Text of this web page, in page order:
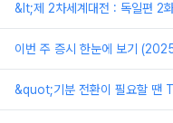
&lt;제 2차세계대전 : 독일편 2
이번 주 증시 한눈에 보기
&quot;기분 전환이 필요할